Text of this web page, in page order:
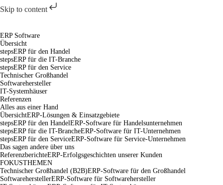
Skip to content
content
ERP Software
Übersicht
stepsERP für den Handel
stepsERP für die IT-Branche
stepsERP für den Service
Technischer Großhandel
Softwarehersteller
IT-Systemhäuser
Referenzen
Alles aus einer Hand
ÜbersichtERP-Lösungen & Einsatzgebiete
stepsERP für den HandelERP-Software für Handelsunternehmen
stepsERP für die IT-BrancheERP-Software für IT-Unternehmen
stepsERP für den ServiceERP-Software für Service-Unternehmen
Das sagen andere über uns
ReferenzberichteERP-Erfolgsgeschichten unserer Kunden
FOKUSTHEMEN
Technischer Großhandel (B2B)ERP-Software für den Großhandel
SoftwareherstellerERP-Software für Softwarehersteller